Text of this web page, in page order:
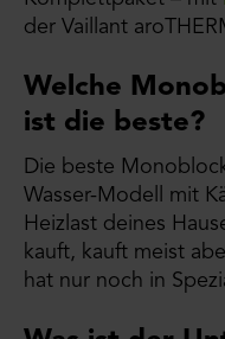
der Vaillant
Welche
ist die beste?
Die beste
Wasser-Modell mit
Heizlast deines
kauft, kauft meist
hat nur noch in